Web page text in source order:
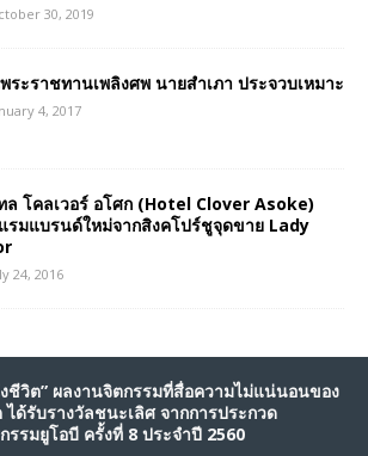
30, 2019
ระราชทานเพลิงศพ นายสำเภา ประจวบเหมาะ
4, 2017
ล โคลเวอร์ อโศก (Hotel Clover Asoke)
รมแบรนด์ใหม่จากสิงคโปร์ชูจุดขาย Lady
24, 2016
ชีวิต” ผลงานจิตกรรมที่สื่อความไม่แน่นอนของ
ได้รับรางวัลชนะเลิศ จากการประกวด
รรมยูโอบี ครั้งที่ 8 ประจำปี 2560